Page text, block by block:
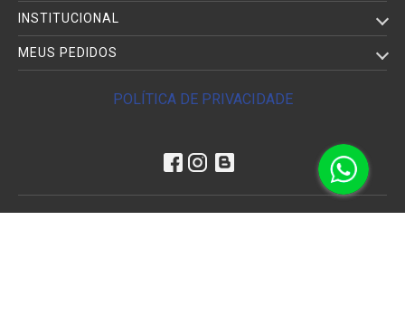
INSTITUCIONAL
MEUS PEDIDOS
POLÍTICA DE PRIVACIDADE